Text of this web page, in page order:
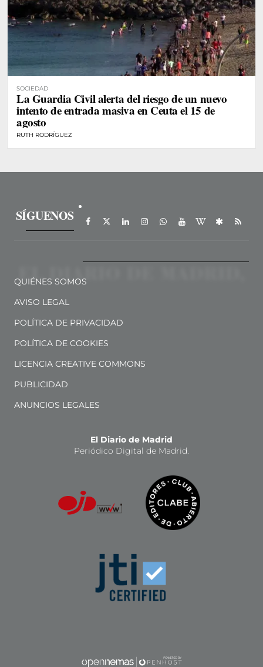
SOCIEDAD
La Guardia Civil alerta del riesgo de un nuevo
intento de entrada masiva en Ceuta el 15 de
agosto
RUTH RODRÍGUEZ
SÍGUENOS
QUIÉNES SOMOS
AVISO LEGAL
POLÍTICA DE PRIVACIDAD
POLÍTICA DE COOKIES
LICENCIA CREATIVE COMMONS
PUBLICIDAD
ANUNCIOS LEGALES
El Diario de Madrid
Periódico Digital de Madrid.